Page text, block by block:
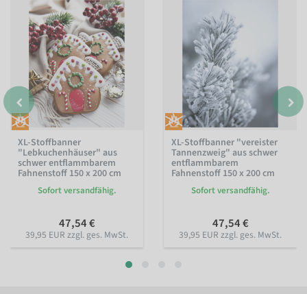
XL-Stoffbanner
"Lebkuchenhäuser" aus
schwer entflammbarem
Fahnenstoff 150 x 200 cm
Sofort versandfähig.
47,54 €
39,95 EUR zzgl. ges. MwSt.
XL-Stoffbanner "vereister
Tannenzweig" aus schwer
entflammbarem
Fahnenstoff 150 x 200 cm
Sofort versandfähig.
47,54 €
39,95 EUR zzgl. ges. MwSt.